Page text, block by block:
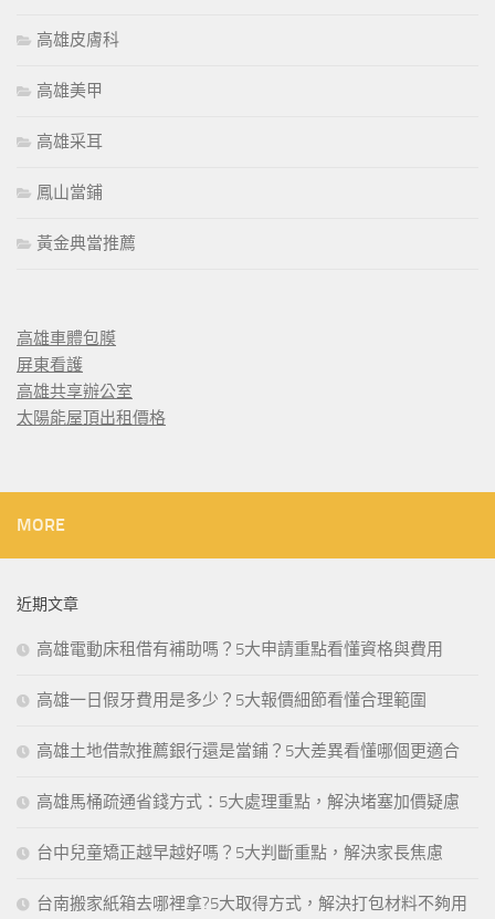
高雄皮膚科
高雄美甲
高雄采耳
鳳山當鋪
黃金典當推薦
高雄車體包膜
屏東看護
高雄共享辦公室
太陽能屋頂出租價格
MORE
近期文章
高雄電動床租借有補助嗎？5大申請重點看懂資格與費用
高雄一日假牙費用是多少？5大報價細節看懂合理範圍
高雄土地借款推薦銀行還是當鋪？5大差異看懂哪個更適合
高雄馬桶疏通省錢方式：5大處理重點，解決堵塞加價疑慮
台中兒童矯正越早越好嗎？5大判斷重點，解決家長焦慮
台南搬家紙箱去哪裡拿?5大取得方式，解決打包材料不夠用